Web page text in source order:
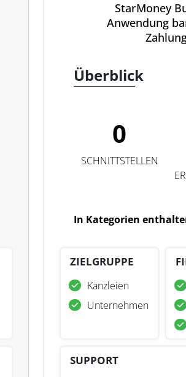
StarMoney
Anwendung
Überblick
0
SCHNITTSTELLEN
In Kategorien
ZIELGRUPPE
Kanzleien
Unternehmen
SUPPORT